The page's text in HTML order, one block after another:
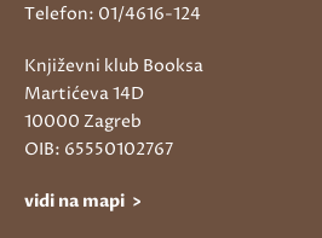
Telefon: 01/4616-124
Književni klub Booksa
Martićeva 14D
10000 Zagreb
OIB: 65550102767
vidi na mapi >